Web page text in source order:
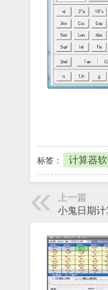
标签： 计算器
上一篇
小鬼日期计